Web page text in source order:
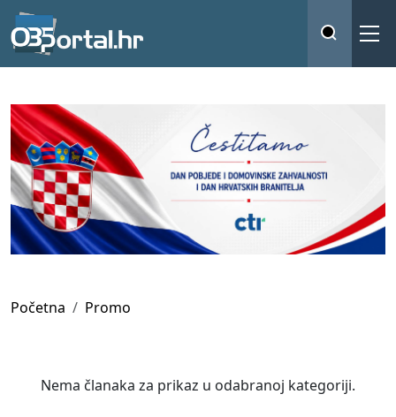
Početna Promo
Nema članaka za prikaz u odabranoj kategoriji.